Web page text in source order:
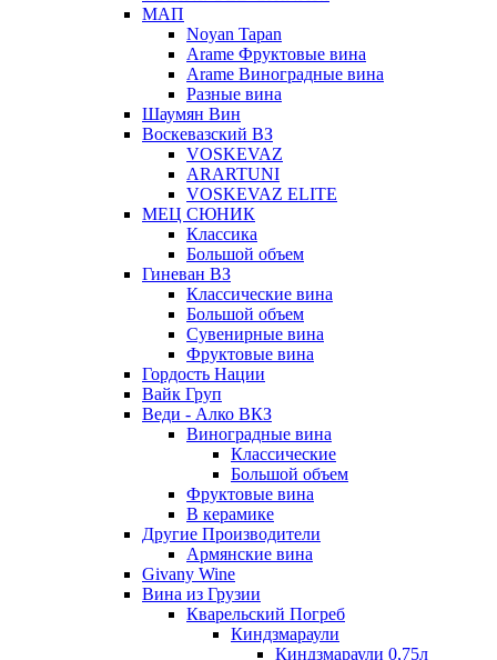
МАП
Noyan Tapan
Arame Фруктовые вина
Arame Виноградные вина
Разные вина
Шаумян Вин
Воскевазский ВЗ
VOSKEVAZ
ARARTUNI
VOSKEVAZ ELITE
МЕЦ СЮНИК
Классика
Большой объем
Гиневан ВЗ
Классические вина
Большой объем
Сувенирные вина
Фруктовые вина
Гордость Нации
Вайк Груп
Веди - Алко ВКЗ
Виноградные вина
Классические
Большой объем
Фруктовые вина
В керамике
Другие Производители
Армянские вина
Givany Wine
Вина из Грузии
Кварельский Погреб
Киндзмараули
Киндзмараули 0,75л